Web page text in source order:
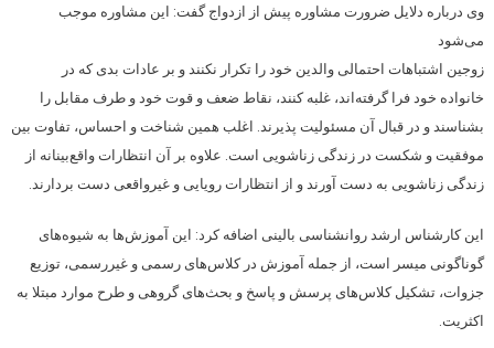
وی درباره دلایل ضرورت مشاوره پیش از ازدواج گفت: این مشاوره موجب
می‌شود
زوجین اشتباهات احتمالی والدین خود را تکرار نکنند و بر عادات بدی که در
خانواده خود فرا گرفته‌اند، غلبه کنند، نقاط ضعف و قوت خود و طرف مقابل را
بشناسند و در قبال آن مسئولیت پذیرند. اغلب همین شناخت و احساس، تفاوت بین
موفقیت و شکست در زندگی زناشویی است. علاوه بر آن انتظارات واقع‌بینانه از
زندگی زناشویی به دست آورند و از انتظارات رویایی و غیرواقعی دست بردارند.
این کارشناس ارشد روانشناسی بالینی اضافه کرد: این آموزش‌ها به شیوه‌های
گوناگونی میسر است، از جمله آموزش در کلاس‌های رسمی و غیررسمی، توزیع
جزوات، تشکیل کلاس‌های پرسش و پاسخ و بحث‌های گروهی و طرح موارد مبتلا به
اکثریت.